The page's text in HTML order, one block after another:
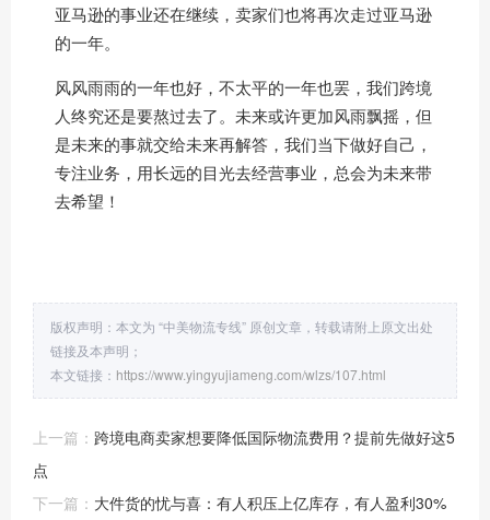
亚马逊的事业还在继续，卖家们也将再次走过亚马逊
的一年。
风风雨雨的一年也好，不太平的一年也罢，我们跨境
人终究还是要熬过去了。未来或许更加风雨飘摇，但
是未来的事就交给未来再解答，我们当下做好自己，
专注业务，用长远的目光去经营事业，总会为未来带
去希望！
版权声明：本文为 “中美物流专线” 原创文章，转载请附上原文出处
链接及本声明；
本文链接： https://www.yingyujiameng.com/wlzs/107.html
上一篇： 跨境电商卖家想要降低国际物流费用？提前先做好这5
点
下一篇： 大件货的忧与喜：有人积压上亿库存，有人盈利30%